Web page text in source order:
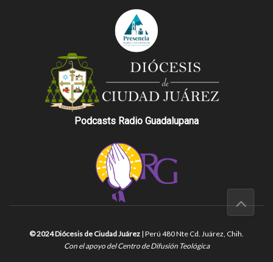
Podcasts Radio Guadalupana
© 2024 Diócesis de Ciudad Juárez | Perú 480 Nte Cd. Juárez, Chih.
Con el apoyo del Centro de Difusión Teológica